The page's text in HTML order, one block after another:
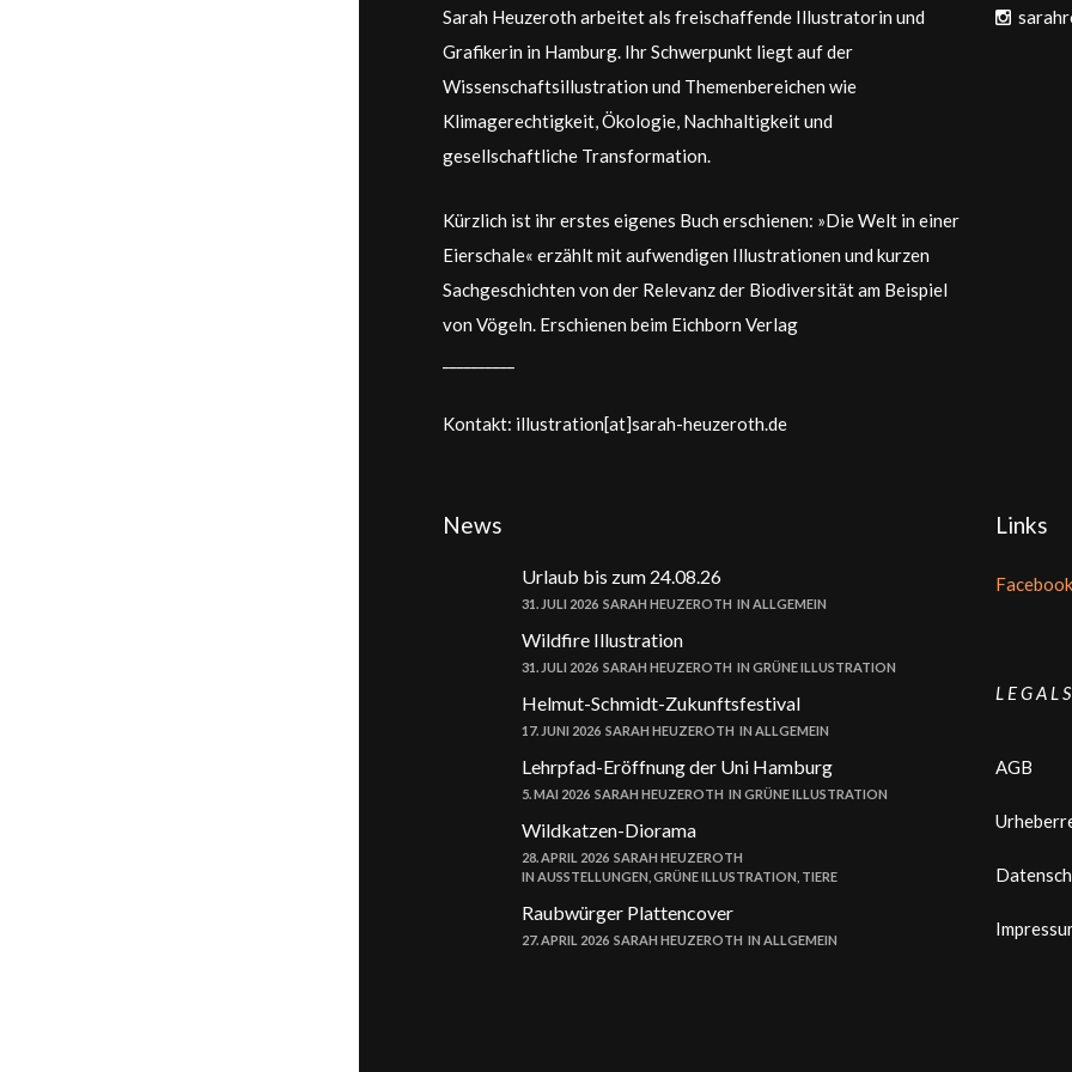
Sarah Heuzeroth arbeitet als freischaffende Illustratorin und
Grafikerin in Hamburg. Ihr Schwerpunkt liegt auf der
Wissenschaftsillustration und Themenbereichen wie
Klimagerechtigkeit, Ökologie, Nachhaltigkeit und
gesellschaftliche Transformation.
Kürzlich ist ihr erstes eigenes Buch erschienen: »Die Welt in einer
Eierschale« erzählt mit aufwendigen Illustrationen und kurzen
Sachgeschichten von der Relevanz der Biodiversität am Beispiel
von Vögeln. Erschienen beim Eichborn Verlag
Kontakt: illustration[at]sarah-heuzeroth.de
News
Urlaub bis zum 24.08.26
31. JULI 2026 SARAH HEUZEROTH IN ALLGEMEIN
Wildfire Illustration
31. JULI 2026 SARAH HEUZEROTH IN GRÜNE ILLUSTRATION
Helmut-Schmidt-Zukunftsfestival
17. JUNI 2026 SARAH HEUZEROTH IN ALLGEMEIN
Lehrpfad-Eröffnung der Uni Hamburg
5. MAI 2026 SARAH HEUZEROTH IN GRÜNE ILLUSTRATION
Wildkatzen-Diorama
28. APRIL 2026 SARAH HEUZEROTH
IN AUSSTELLUNGEN GRÜNE ILLUSTRATION TIERE
Raubwürger Plattencover
27. APRIL 2026 SARAH HEUZEROTH IN ALLGEMEIN
Links
Facebook
L E G A L S
AGB